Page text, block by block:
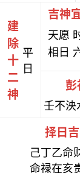
建
除
十
二
神
平
日
吉神
天愿
相日
壬不泱
择日
己丁乙命
命禄在亥